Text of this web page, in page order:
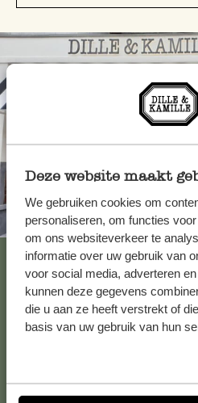
Deze website maakt
We gebruiken cookies om
personaliseren, om functies
om ons websiteverkeer te
informatie over uw gebruik van
voor social media, adverteren
kunnen deze gegevens
die u aan ze heeft verstrekt of
basis van uw gebruik van hun
Altijd in de
Bekijk alle 62 winkels
klantenservice. Of bekijk hier het